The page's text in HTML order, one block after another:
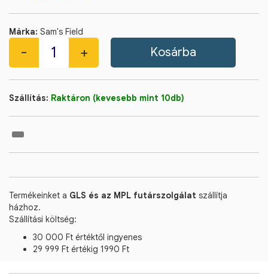
Márka: Sam's Field
Szállítás: Raktáron (kevesebb mint 10db)
Termékeinket a GLS és az MPL futárszolgálat szállítja
házhoz.
Szállítási költség:
30 000 Ft értéktől ingyenes
29 999 Ft értékig 1990 Ft